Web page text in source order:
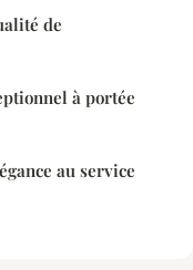
de
à portée
au service